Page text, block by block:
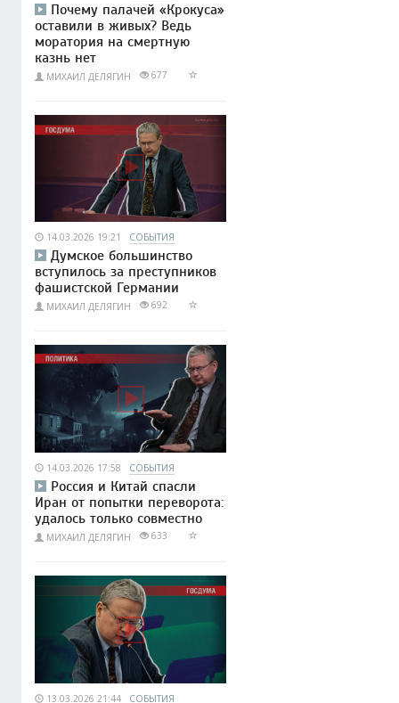
Почему палачей «Крокуса»
оставили в живых? Ведь
моратория на смертную
казнь нет
МИХАИЛ ДЕЛЯГИН 677
14.03.2026 19:21 СОБЫТИЯ
Думское большинство
вступилось за преступников
фашистской Германии
МИХАИЛ ДЕЛЯГИН 692
14.03.2026 17:58 СОБЫТИЯ
Россия и Китай спасли
Иран от попытки переворота:
удалось только совместно
МИХАИЛ ДЕЛЯГИН 633
13.03.2026 21:44 СОБЫТИЯ